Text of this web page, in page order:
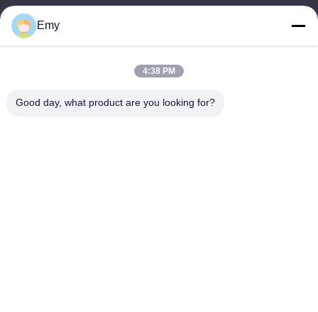
panxy@vlandgroup.com
우리 주소
Emy
4:38 PM
Good day, what product are you looking for?